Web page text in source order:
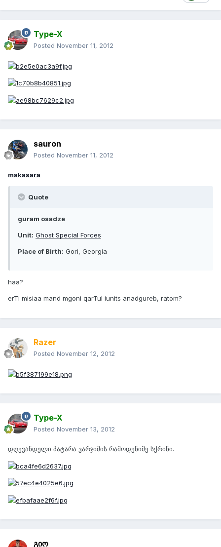
Type-X
Posted November 11, 2012
sauron
Posted November 11, 2012
makasara
Quote
guram osadze
Unit: Ghost Special Forces
Place of Birth: Gori, Georgia
haa?
erTi misiaa mand mgoni qarTul iunits anadgureb, ratom?
Razer
Posted November 12, 2012
Type-X
Posted November 13, 2012
დღევანდელი პატარა ვარჯიშის რამოდენიმე სქრინი.
გიო